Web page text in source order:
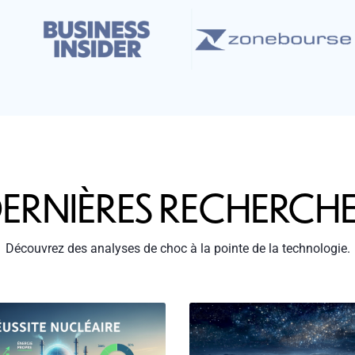
Découvrez des analyses de choc à la pointe de la technologie.